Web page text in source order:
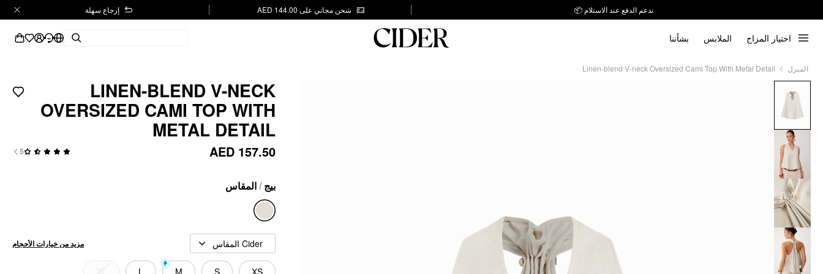
ندعم الدفع عند الاستلام 📦 شحن مجاني على AED 144.00 إرجاع سهلة
اختيار المزاج الملابس بشأننا
المنزل Linen-blend V-neck Oversized Cami Top With Metal Detail
LINEN-BLEND V-NECK
OVERSIZED CAMI TOP WITH
METAL DETAIL
AED 157.50
5
بيج /المقاس
Cider المقاس مزيد من خيارات الأحجام
XS
S
M
L